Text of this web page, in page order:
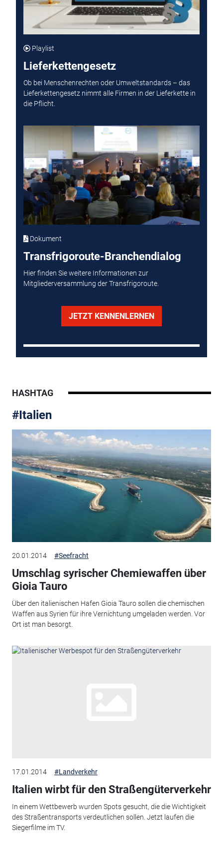
Playlist
Lieferkettengesetz
Ob bei Menschenrechten oder Umweltstandards – das
Lieferkettengesetz nimmt alle Firmen in der Lieferkette in
die Pflicht.
Dokument
Transfrigoroute-Branchendialog
Hier finden Sie weitere Informationen zur
Mitgliederversammlung der Transfrigoroute.
JETZT KENNENLERNEN
HASHTAG
#Italien
20.01.2014 #Seefracht
Umschlag syrischer Chemiewaffen über
Gioia Tauro
Über den italienischen Hafen Gioia Tauro sollen die chemischen
Waffen aus Syrien für ihre Vernichtung umgeladen werden. Vor
Ort ist man besorgt.
17.01.2014 #Landverkehr
Italien wirbt für den Straßengüterverkehr
In einem Wettbewerb wurden Spots gesucht, die die Wichtigkeit
des Straßentransports verdeutlichen sollen. Jetzt laufen die
Siegerfilme im TV.